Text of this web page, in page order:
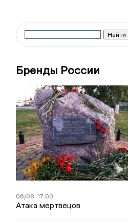
Бренды России
06/08 17:00
Атака мертвецов